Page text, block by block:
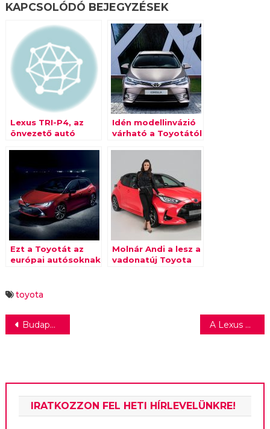
KAPCSOLÓDÓ BEJEGYZÉSEK
Lexus TRI-P4, az
önvezető autó
Idén modellinvázió
várható a Toyotától
Ezt a Toyotát az
európai autósoknak
Molnár Andi a lesz a
vadonatúj Toyota
toyota
Bejegyzés
Budapest Airport: egymillió plusz ülőhely 2018 nyarától A Lexus bemutatja a jövő crossoverét
IRATKOZZON FEL HETI HÍRLEVELÜNKRE!